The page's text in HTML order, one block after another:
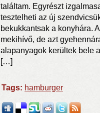
találtam. Egyrészt
tesztelheti az új
bekukkantsak a konyhára.
mekihívő, de azt
alapanyagok kerültek bele
[…]
Tags: hamburger